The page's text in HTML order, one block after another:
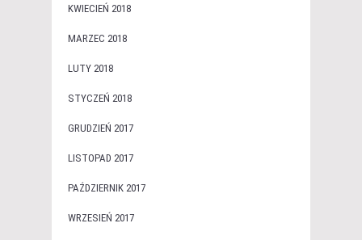
KWIECIEŃ 2018
MARZEC 2018
LUTY 2018
STYCZEŃ 2018
GRUDZIEŃ 2017
LISTOPAD 2017
PAŹDZIERNIK 2017
WRZESIEŃ 2017